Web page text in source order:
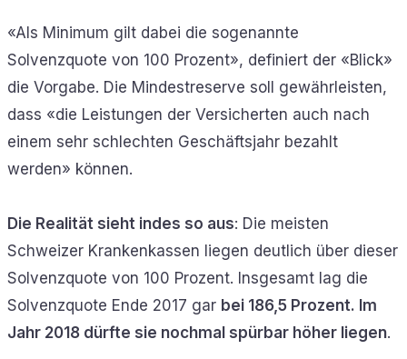
«Als Minimum gilt dabei die sogenannte
Solvenzquote von 100 Prozent», definiert der «Blick»
die Vorgabe. Die Mindestreserve soll gewährleisten,
dass «die Leistungen der Versicherten auch nach
einem sehr schlechten Geschäftsjahr bezahlt
werden» können.
Die Realität sieht indes so aus: Die meisten
Schweizer Krankenkassen liegen deutlich über dieser
Solvenzquote von 100 Prozent. Insgesamt lag die
Solvenzquote Ende 2017 gar bei 186,5 Prozent. Im
Jahr 2018 dürfte sie nochmal spürbar höher liegen.